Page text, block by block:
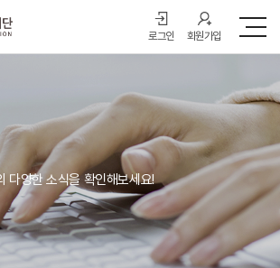
로그인 회원가입
다양한 소식을 확인해보세요!